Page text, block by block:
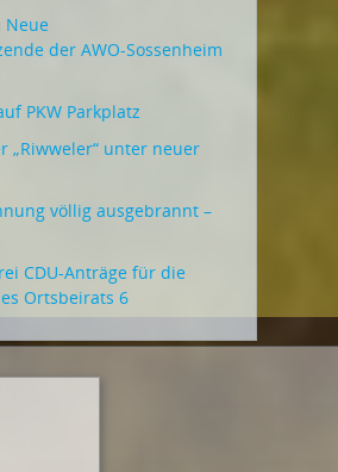
Neue
der AWO-Sossenheim
PKW Parkplatz
„Riwweler“ unter neuer
völlig ausgebrannt –
CDU-Anträge für die
Ortsbeirats 6